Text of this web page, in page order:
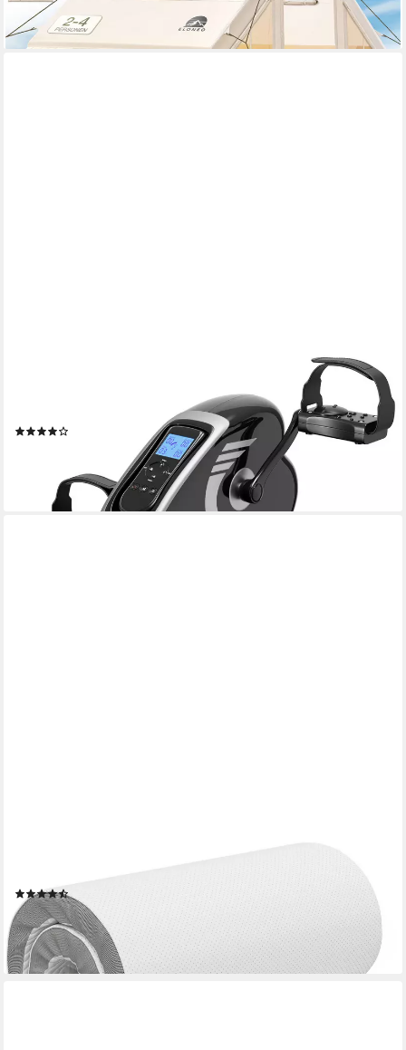
ab 279,00 €
lieferbar - in 2-3 Werktagen bei dir
Einschränkungen, Massage-Handgriffe mit Akupunktur-
lieferbar - in 2-3 Werktagen bei dir
weitere Größen, 5 cm hoch, Visco, für Hausstauballergiker,
schadstoffgeprüft, waschbar
(9)
ab 69,99 € UVP
-42%
lieferbar - in 2-3 Werktagen bei dir